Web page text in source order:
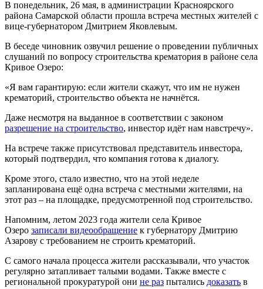
В понедельник, 26 мая, в администрации Красноярского
района Самарской области прошла встреча местных жителей с
вице-губернатором Дмитрием Яковлевым.
В беседе чиновник озвучил решение о проведении публичных
слушаний по вопросу строительства крематория в районе села
Кривое Озеро:
«Я вам гарантирую: если жители скажут, что им не нужен
крематорий, строительство объекта не начнётся.
Даже несмотря на выданное в соответствии с законом
разрешение на строительство, инвестор идёт нам навстречу».
На встрече также присутствовал представитель инвестора,
который подтвердил, что компания готова к диалогу.
Кроме этого, стало известно, что на этой неделе
запланирована ещё одна встреча с местными жителями, на
этот раз – на площадке, предусмотренной под строительство.
Напомним, летом 2023 года жители села Кривое
Озеро записали видеообращение к губернатору Дмитрию
Азарову с требованием не строить крематорий.
С самого начала процесса жители рассказывали, что участок
регулярно затапливает талыми водами. Также вместе с
региональной прокуратурой они не раз пытались доказать в